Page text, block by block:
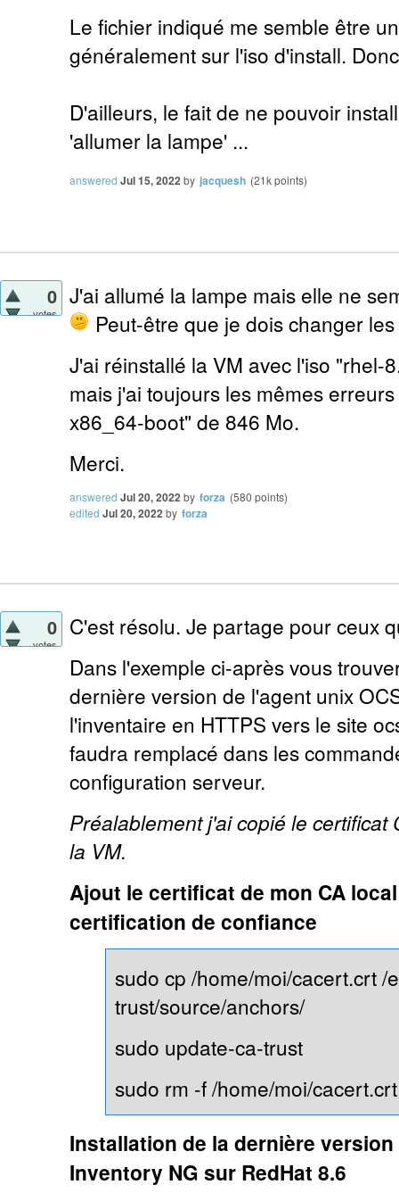
Le fichier indiqué me semble être
généralement sur l'iso d'install.
D'ailleurs, le fait de ne pouvoir
'allumer la lampe' ...
answered Jul 15, 2022by jacquesh (21kpoints)
0
votes
J'ai allumé la lampe mais elle ne
Peut-être que je dois changer
J'ai réinstallé la VM avec l'iso "rhel-
mais j'ai toujours les mêmes
x86_64-boot" de 846 Mo.
Merci.
answered Jul 20, 2022by forza (580 points)
edited Jul 20, 2022by forza
0
votes
C'est résolu. Je partage pour ceux
Dans l'exemple ci-après vous
dernière version de l'agent unix
l'inventaire en HTTPS vers le site
faudra remplacé dans les
configuration serveur.
Préalablement j'ai copié le certificat
la VM.
Ajout le certificat de mon CA
certification de confiance
sudo cp /home/moi/cacert.crt /
trust/source/anchors/
sudo update-ca-trust
sudo rm -f /home/moi/cacert.crt
Installation de la dernière
Inventory NG sur RedHat 8.6